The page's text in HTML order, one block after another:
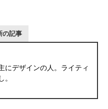
の記事
にデザインの人。ライティ
。